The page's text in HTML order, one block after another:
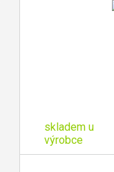
skladem u
výrobce